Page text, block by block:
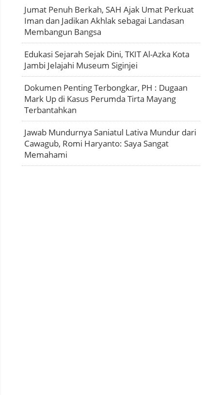
Jumat Penuh Berkah, SAH Ajak Umat Perkuat
Iman dan Jadikan Akhlak sebagai Landasan
Membangun Bangsa
Edukasi Sejarah Sejak Dini, TKIT Al-Azka Kota
Jambi Jelajahi Museum Siginjei
Dokumen Penting Terbongkar, PH : Dugaan
Mark Up di Kasus Perumda Tirta Mayang
Terbantahkan
Jawab Mundurnya Saniatul Lativa Mundur dari
Cawagub, Romi Haryanto: Saya Sangat
Memahami